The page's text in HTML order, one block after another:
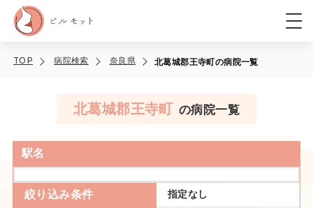
TOP 病院検索 奈良県 北葛城郡王寺町の病院一覧
北葛城郡王寺町 の病院一覧
駅名
絞り込み条件 指定なし